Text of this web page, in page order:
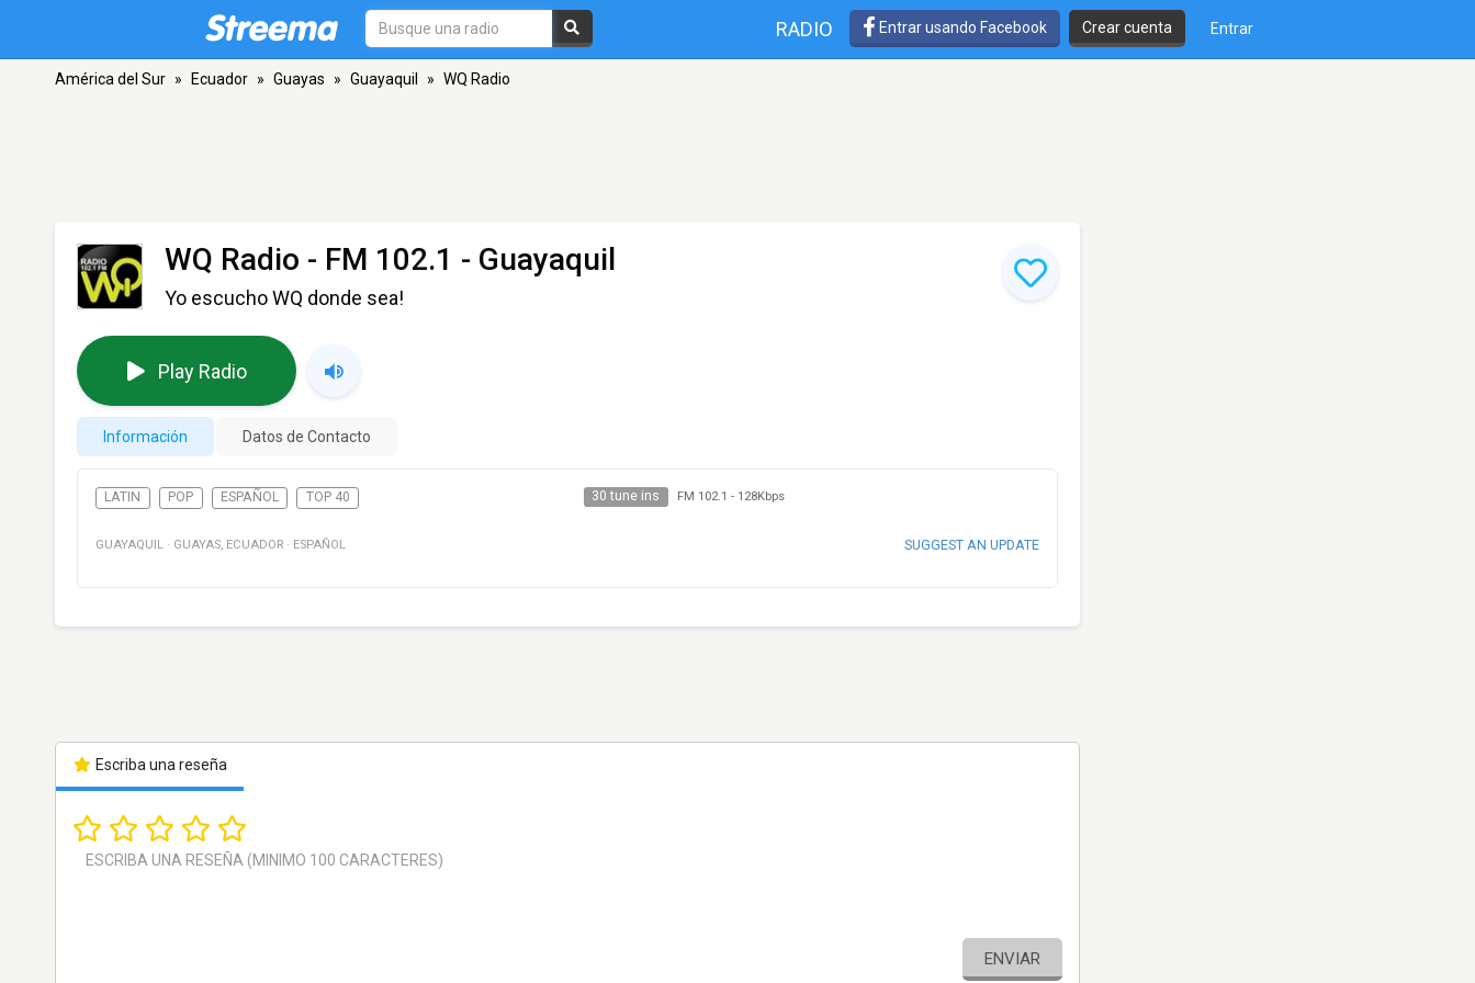
RADIO Entrar usando Facebook Crear cuenta Entrar
América del Sur » Ecuador » Guayas » Guayaquil » WQ Radio
WQ Radio - FM 102.1 - Guayaquil
Yo escucho WQ donde sea!
Play Radio
Información Datos de Contacto
LATIN POP ESPAÑOL TOP 40 30 tune ins FM 102.1 - 128Kbps
GUAYAQUIL · GUAYAS, ECUADOR · ESPAÑOL SUGGEST AN UPDATE
Escriba una reseña
ENVIAR